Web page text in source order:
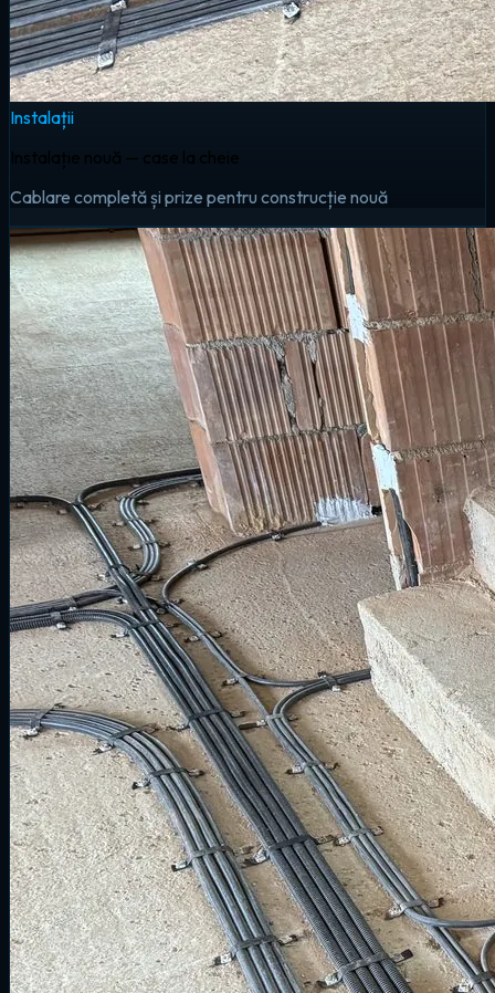
Instalații
Instalație nouă — case la cheie
Cablare completă și prize pentru construcție nouă